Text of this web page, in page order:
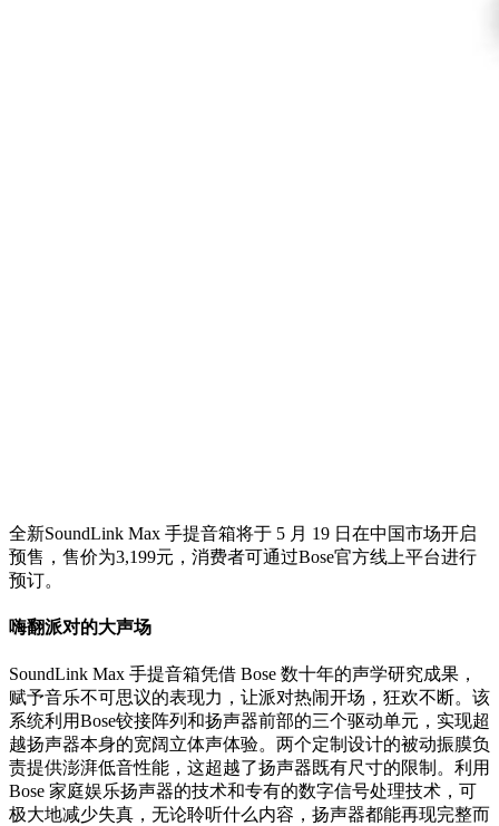
全新SoundLink Max 手提音箱将于 5 月 19 日在中国市场开启
预售，售价为3,199元，消费者可通过Bose官方线上平台进行
预订。
嗨翻派对的大声场
SoundLink Max 手提音箱凭借 Bose 数十年的声学研究成果，
赋予音乐不可思议的表现力，让派对热闹开场，狂欢不断。该
系统利用Bose铰接阵列和扬声器前部的三个驱动单元，实现超
越扬声器本身的宽阔立体声体验。两个定制设计的被动振膜负
责提供澎湃低音性能，这超越了扬声器既有尺寸的限制。利用
Bose 家庭娱乐扬声器的技术和专有的数字信号处理技术，可
极大地减少失真，无论聆听什么内容，扬声器都能再现完整而